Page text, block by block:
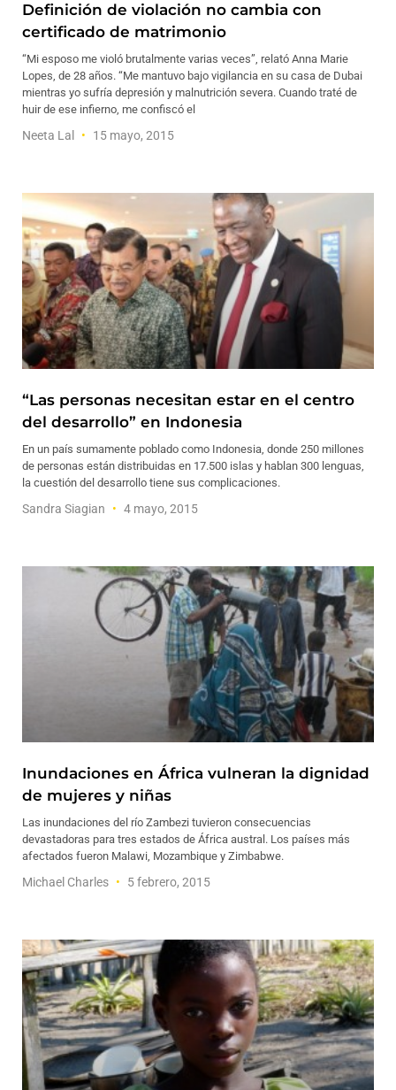
Definición de violación no cambia con
certificado de matrimonio
“Mi esposo me violó brutalmente varias veces”, relató Anna Marie
Lopes, de 28 años. “Me mantuvo bajo vigilancia en su casa de Dubai
mientras yo sufría depresión y malnutrición severa. Cuando traté de
huir de ese infierno, me confiscó el
Neeta Lal 15 mayo, 2015
“Las personas necesitan estar en el centro
del desarrollo” en Indonesia
En un país sumamente poblado como Indonesia, donde 250 millones
de personas están distribuidas en 17.500 islas y hablan 300 lenguas,
la cuestión del desarrollo tiene sus complicaciones.
Sandra Siagian 4 mayo, 2015
Inundaciones en África vulneran la dignidad
de mujeres y niñas
Las inundaciones del río Zambezi tuvieron consecuencias
devastadoras para tres estados de África austral. Los países más
afectados fueron Malawi, Mozambique y Zimbabwe.
Michael Charles 5 febrero, 2015